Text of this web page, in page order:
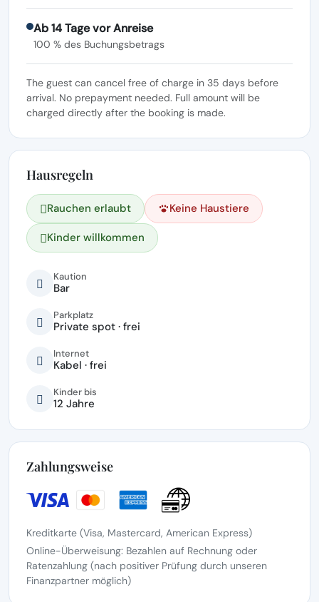
Ab 14 Tage vor Anreise
100 % des Buchungsbetrags
The guest can cancel free of charge in 35 days before
arrival. No prepayment needed. Full amount will be
charged directly after the booking is made.
Hausregeln
Rauchen erlaubt Keine Haustiere
Kinder willkommen
Kaution
Bar
Parkplatz
Private spot · frei
Internet
Kabel · frei
Kinder bis
12 Jahre
Zahlungsweise
Kreditkarte (Visa, Mastercard, American Express)
Online-Überweisung: Bezahlen auf Rechnung oder
Ratenzahlung (nach positiver Prüfung durch unseren
Finanzpartner möglich)